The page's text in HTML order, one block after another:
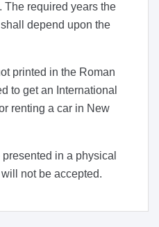
The required years the
depend upon the
printed in the Roman
to get an International
renting a car in New
in a physical
not be accepted.